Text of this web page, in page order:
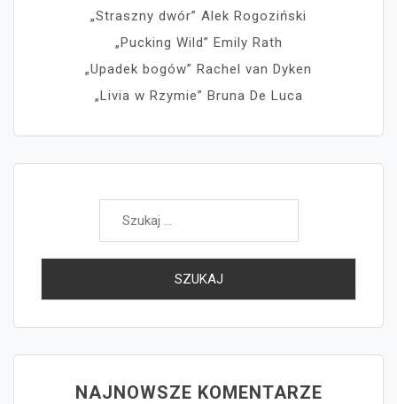
„Straszny dwór” Alek Rogoziński
„Pucking Wild” Emily Rath
„Upadek bogów” Rachel van Dyken
„Livia w Rzymie” Bruna De Luca
Szukaj:
NAJNOWSZE KOMENTARZE